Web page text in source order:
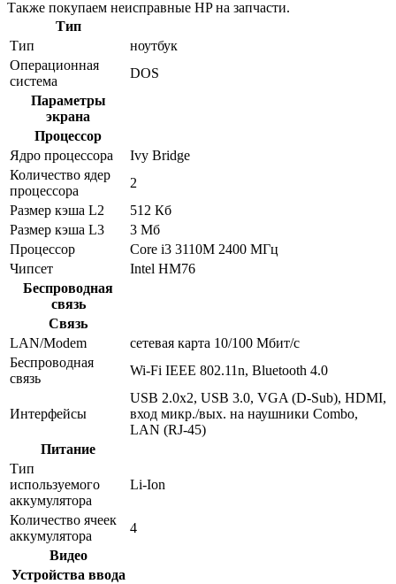
Также покупаем неисправные HP на запчасти.
Тип
Тип
ноутбук
Операционная
система
DOS
Параметры
экрана
Процессор
Ядро процессора
Ivy Bridge
Количество ядер
процессора
2
Размер кэша L2
512 Кб
Размер кэша L3
3 Мб
Процессор
Core i3 3110M 2400 МГц
Чипсет
Intel HM76
Беспроводная
связь
Связь
LAN/Modem
сетевая карта 10/100 Мбит/c
Беспроводная
связь
Wi-Fi IEEE 802.11n, Bluetooth 4.0
Интерфейсы
USB 2.0x2, USB 3.0, VGA (D-Sub), HDMI,
вход микр./вых. на наушники Combo,
LAN (RJ-45)
Питание
Тип
используемого
аккумулятора
Li-Ion
Количество ячеек
аккумулятора
4
Видео
Устройства ввода